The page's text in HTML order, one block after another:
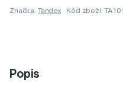
Značka: Tandex Kód zboží:
Popis